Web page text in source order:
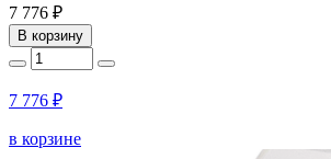
7 776 ₽
В корзину
7 776 ₽
в корзине